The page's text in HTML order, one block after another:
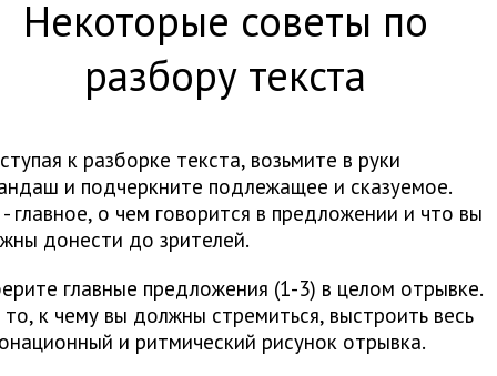
Некоторые советы по
разбору текста
к разборке текста, возьмите в руки
и подчеркните подлежащее и сказуемое.
главное, о чем говорится в предложении и что вы
донести до зрителей.
главные предложения (1-3) в целом отрывке.
к чему вы должны стремиться, выстроить весь
и ритмический рисунок отрывка.